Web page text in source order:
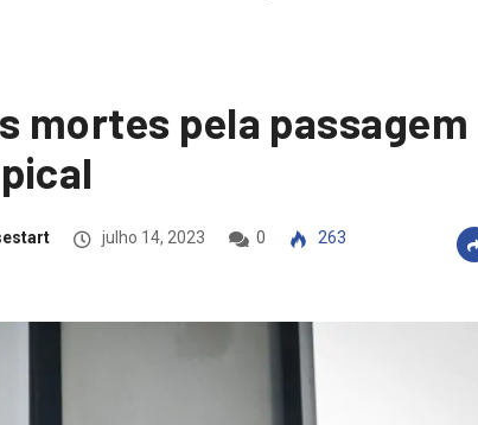
mortes pela passagem
julho 14, 2023 0
263